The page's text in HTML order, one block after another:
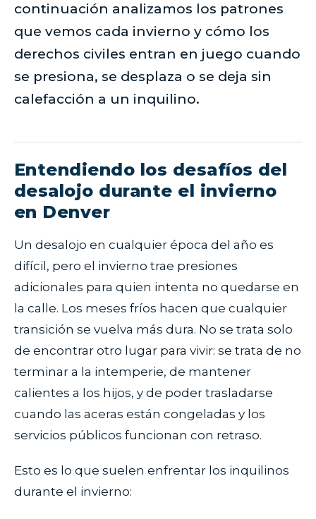
continuación analizamos los patrones
que vemos cada invierno y cómo los
derechos civiles entran en juego cuando
se presiona, se desplaza o se deja sin
calefacción a un inquilino.
Entendiendo los desafíos del
desalojo durante el invierno
en Denver
Un desalojo en cualquier época del año es
difícil, pero el invierno trae presiones
adicionales para quien intenta no quedarse en
la calle. Los meses fríos hacen que cualquier
transición se vuelva más dura. No se trata solo
de encontrar otro lugar para vivir: se trata de no
terminar a la intemperie, de mantener
calientes a los hijos, y de poder trasladarse
cuando las aceras están congeladas y los
servicios públicos funcionan con retraso.
Esto es lo que suelen enfrentar los inquilinos
durante el invierno: